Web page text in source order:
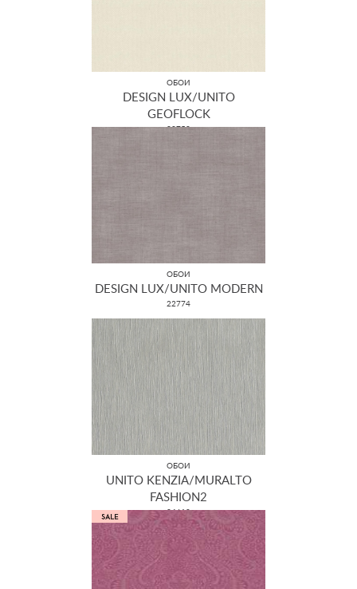
ОБОИ
DESIGN LUX/UNITO
GEOFLOCK
22758
ОБОИ
DESIGN LUX/UNITO MODERN
22774
ОБОИ
UNITO KENZIA/MURALTO
FASHION2
34610